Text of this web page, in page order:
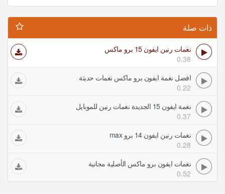
ذات صلة
نغمات رنين ايفون 15 برو ماكس
0.38
افضل نغمة ايفون برو ماكس نغمات حديثة
0.22
نغمة ايفون 15 الجديدة نغمات رنين للموبايل
0.37
نغمات رنين ايفون 14 برو max
0.28
نغمات ايفون برو ماكس الأصلية مجانية
0.52